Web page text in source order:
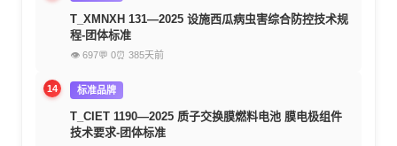
T_XMNXH 131—2025 设施西瓜病虫害综合防控技术规
程-团体标准
👁 697💬 0⏰ 385天前
14 标准品牌
T_CIET 1190—2025 质子交换膜燃料电池 膜电极组件
技术要求-团体标准